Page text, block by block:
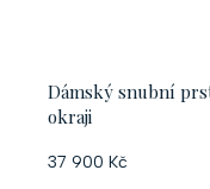
Dámský snubní
okraji
37 900 Kč